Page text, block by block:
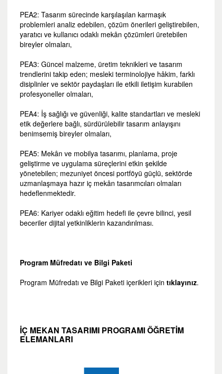
PEA2: Tasarım sürecinde karşılaşılan karmaşık
problemleri analiz edebilen, çözüm önerileri geliştirebilen,
yaratıcı ve kullanıcı odaklı mekân çözümleri üretebilen
bireyler olmaları,
PEA3: Güncel malzeme, üretim teknikleri ve tasarım
trendlerini takip eden; mesleki terminolojiye hâkim, farklı
disiplinler ve sektör paydaşları ile etkili iletişim kurabilen
profesyoneller olmaları,
PEA4: İş sağlığı ve güvenliği, kalite standartları ve mesleki
etik değerlere bağlı, sürdürülebilir tasarım anlayışını
benimsemiş bireyler olmaları,
PEA5: Mekân ve mobilya tasarımı, planlama, proje
geliştirme ve uygulama süreçlerini etkin şekilde
yönetebilen; mezuniyet öncesi portföyü güçlü, sektörde
uzmanlaşmaya hazır iç mekân tasarımcıları olmaları
hedeflenmektedir.
PEA6: Kariyer odaklı eğitim hedefi ile çevre bilinci, yesil
beceriler dijital yetkinliklerin kazandırılması.
Program Müfredatı ve Bilgi Paketi
Program Müfredatı ve Bilgi Paketi içerikleri için tıklayınız.
İÇ MEKAN TASARIMI PROGRAMI ÖĞRETİM
ELEMANLARI